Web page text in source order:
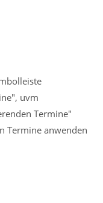
uvm
Termine"
Termine anwenden